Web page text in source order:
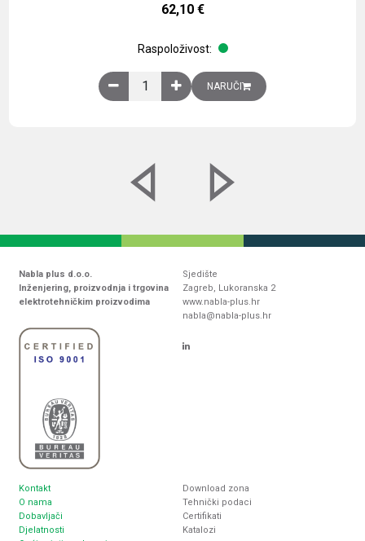
62,10 €
Raspoloživost:
Obična montažna ploča V1000xŠ800mm,
NARUČI
Nabla plus d.o.o.
Inženjering, proizvodnja i trgovina
elektrotehničkim proizvodima
Sjedište
Zagreb, Lukoranska 2
www.nabla-plus.hr
nabla@nabla-plus.hr
Kontakt
O nama
Dobavljači
Djelatnosti
Download zona
Tehnički podaci
Certifikati
Katalozi